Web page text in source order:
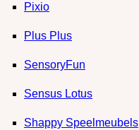
Pixio
Plus Plus
SensoryFun
Sensus Lotus
Shappy Speelmeubels